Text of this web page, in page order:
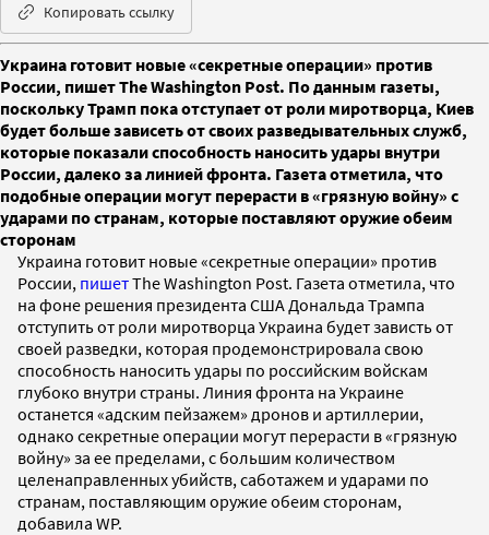
Копировать ссылку
Украина готовит новые «секретные операции» против
России, пишет The Washington Post. По данным газеты,
поскольку Трамп пока отступает от роли миротворца, Киев
будет больше зависеть от своих разведывательных служб,
которые показали способность наносить удары внутри
России, далеко за линией фронта. Газета отметила, что
подобные операции могут перерасти в «грязную войну» с
ударами по странам, которые поставляют оружие обеим
сторонам
Украина готовит новые «секретные операции» против
России, пишетThe Washington Post. Газета отметила, что
на фоне решения президента США Дональда Трампа
отступить от роли миротворца Украина будет зависть от
своей разведки, которая продемонстрировала свою
способность наносить удары по российским войскам
глубоко внутри страны. Линия фронта на Украине
останется «адским пейзажем» дронов и артиллерии,
однако секретные операции могут перерасти в «грязную
войну» за ее пределами, с большим количеством
целенаправленных убийств, саботажем и ударами по
странам, поставляющим оружие обеим сторонам,
добавила WP.